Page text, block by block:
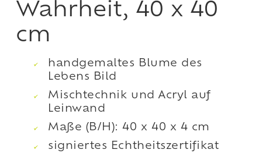
Wahrheit, 40 x 40
cm
handgemaltes Blume des
Lebens Bild
Mischtechnik und Acryl auf
Leinwand
Maße (B/H): 40 x 40 x 4 cm
signiertes Echtheitszertifikat